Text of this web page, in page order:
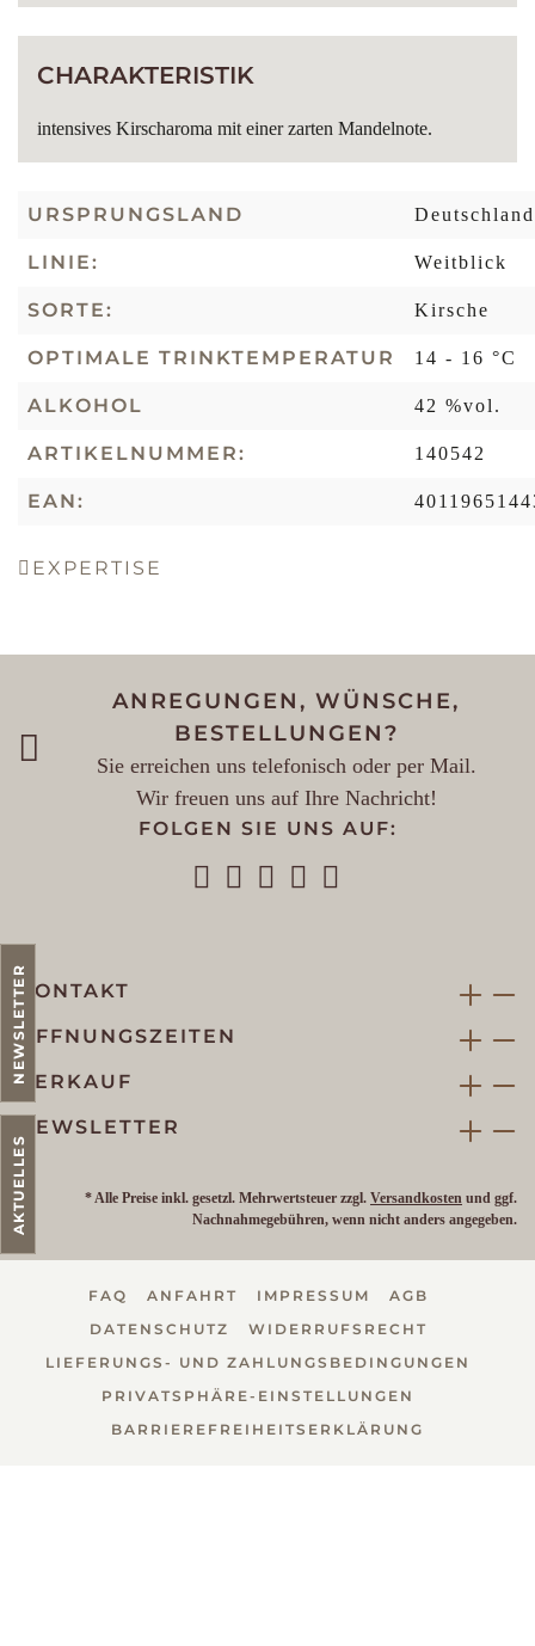
CHARAKTERISTIK
intensives Kirscharoma mit einer zarten Mandelnote.
URSPRUNGSLAND Deutschland
LINIE: Weitblick
SORTE: Kirsche
OPTIMALE TRINKTEMPERATUR 14 - 16 °C
ALKOHOL 42 %vol.
ARTIKELNUMMER: 140542
EAN:
EXPERTISE
ANREGUNGEN, WÜNSCHE,
BESTELLUNGEN?
Sie erreichen uns telefonisch oder per Mail.
Wir freuen uns auf Ihre Nachricht!
FOLGEN SIE UNS AUF:
KONTAKT
ÖFFNUNGSZEITEN
VERKAUF
NEWSLETTER
* Alle Preise inkl. gesetzl. Mehrwertsteuer zzgl. Versandkosten und ggf.
Nachnahmegebühren, wenn nicht anders angegeben.
FAQ ANFAHRT IMPRESSUM
AGB
DATENSCHUTZ
WIDERRUFSRECHT
LIEFERUNGS- UND ZAHLUNGSBEDINGUNGEN
PRIVATSPHÄRE-EINSTELLUNGEN
BARRIEREFREIHEITSERKLÄRUNG
AKTUELLES
NEWSLETTER